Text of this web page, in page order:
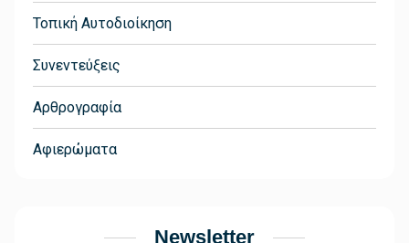
Τοπική Αυτοδιοίκηση
Συνεντεύξεις
Αρθρογραφία
Αφιερώματα
Newsletter